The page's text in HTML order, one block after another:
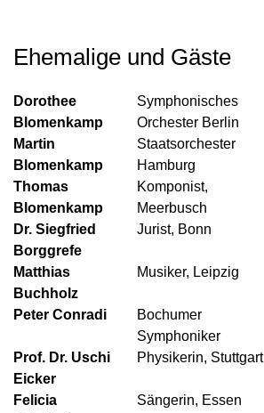
Ehemalige und Gäste
Dorothee
Blomenkamp
Symphonisches
Orchester Berlin
Martin
Blomenkamp
Staatsorchester
Hamburg
Thomas
Blomenkamp
Komponist,
Meerbusch
Dr. Siegfried
Borggrefe
Jurist, Bonn
Matthias
Buchholz
Musiker, Leipzig
Peter Conradi
Bochumer
Symphoniker
Prof. Dr. Uschi
Eicker
Physikerin, Stuttgart
Felicia
Sängerin, Essen